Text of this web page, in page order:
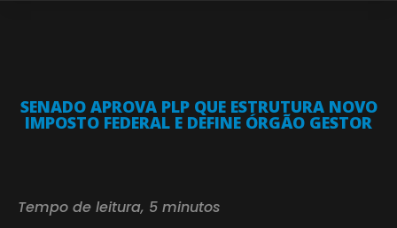
SENADO APROVA PLP QUE ESTRUTURA NOVO
IMPOSTO FEDERAL E DEFINE ÓRGÃO GESTOR
Tempo de leitura, 5 minutos